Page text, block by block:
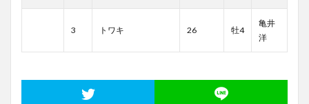
3 トワキ 26 牡4
亀井
洋